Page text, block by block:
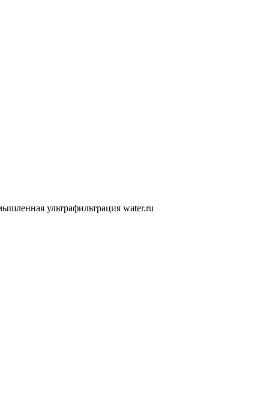
ультрафильтрация water.ru